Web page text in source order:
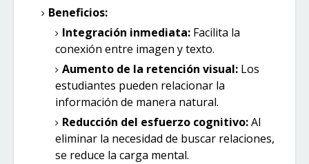
Beneficios:
Integración inmediata: Facilita la
conexión entre imagen y texto.
Aumento de la retención visual: Los
estudiantes pueden relacionar la
información de manera natural.
Reducción del esfuerzo cognitivo:Al
eliminar la necesidad de buscar relaciones,
se reduce la carga mental.